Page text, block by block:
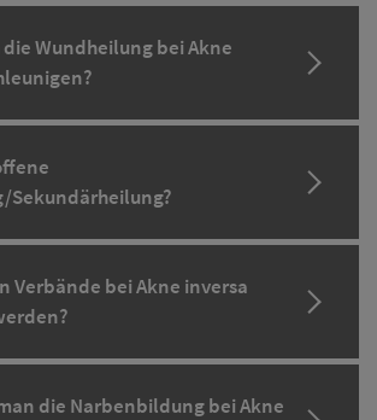
die Wundheilung bei Akne
Sekundärheilung?
Verbände bei Akne inversa
die Narbenbildung bei Akne